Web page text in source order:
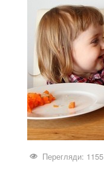
Перегляди: 1155